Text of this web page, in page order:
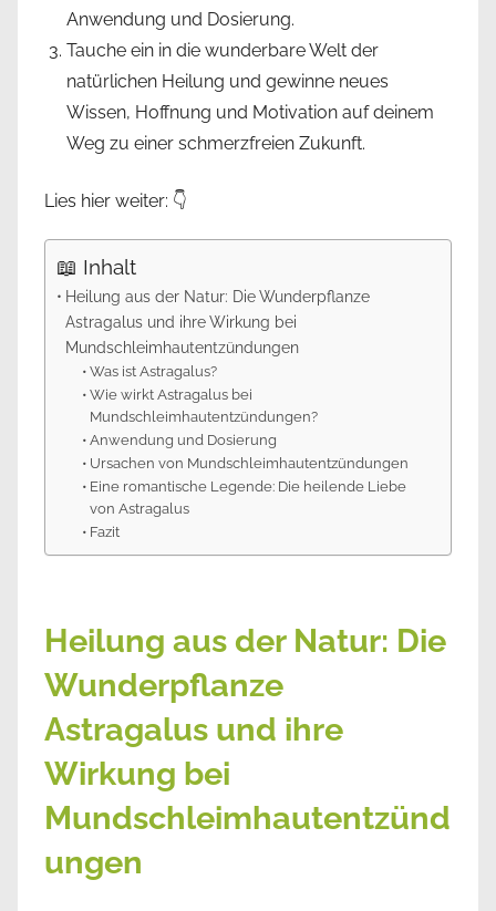
Anwendung und Dosierung.
Tauche ein in die wunderbare Welt der
natürlichen Heilung und gewinne neues
Wissen, Hoffnung und Motivation auf deinem
Weg zu einer schmerzfreien Zukunft.
Lies hier weiter: 👇
📖 Inhalt
Heilung aus der Natur: Die Wunderpflanze
Astragalus und ihre Wirkung bei
Mundschleimhautentzündungen
Was ist Astragalus?
Wie wirkt Astragalus bei
Mundschleimhautentzündungen?
Anwendung und Dosierung
Ursachen von Mundschleimhautentzündungen
Eine romantische Legende: Die heilende Liebe
von Astragalus
Fazit
Heilung aus der Natur: Die
Wunderpflanze
Astragalus und ihre
Wirkung bei
Mundschleimhautentzünd
ungen